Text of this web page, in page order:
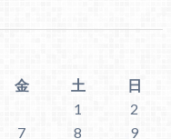
金 土
日
1
2
7 8
9